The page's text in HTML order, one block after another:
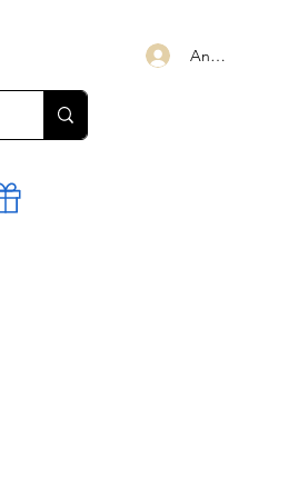
Anmelden